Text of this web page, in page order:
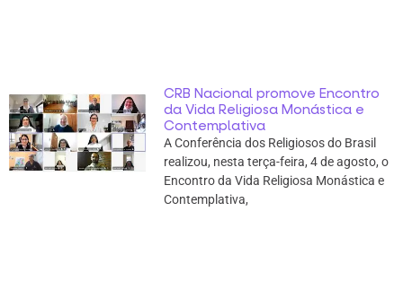
CRB Nacional promove Encontro
da Vida Religiosa Monástica e
Contemplativa
A Conferência dos Religiosos do Brasil
realizou, nesta terça-feira, 4 de agosto, o
Encontro da Vida Religiosa Monástica e
Contemplativa,